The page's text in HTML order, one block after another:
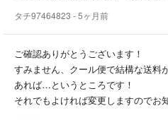
タチ97464823 - 5ヶ月前
ご確認ありがとうございます！
すみません、クール便で結構な送料
あれば…というところです！
それでもよければ変更しますのでお